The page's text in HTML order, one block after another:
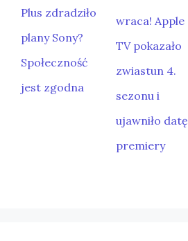
Plus zdradziło
plany Sony?
Społeczność
jest zgodna
wraca! Apple
TV pokazało
zwiastun 4.
sezonu i
ujawniło datę
premiery